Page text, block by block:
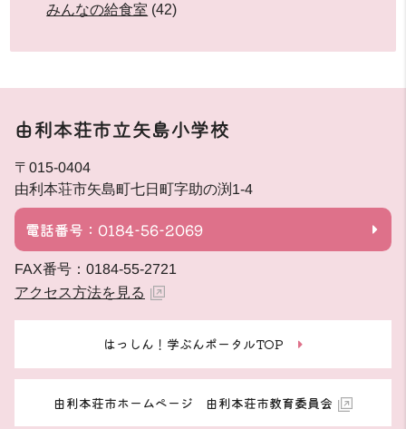
みんなの給食室 (42)
由利本荘市立矢島小学校
〒015-0404
由利本荘市矢島町七日町字助の渕1-4
電話番号：0184-56-2069
FAX番号：0184-55-2721
アクセス方法を見る
はっしん！学ぶんポータルTOP
由利本荘市ホームページ 由利本荘市教育委員会